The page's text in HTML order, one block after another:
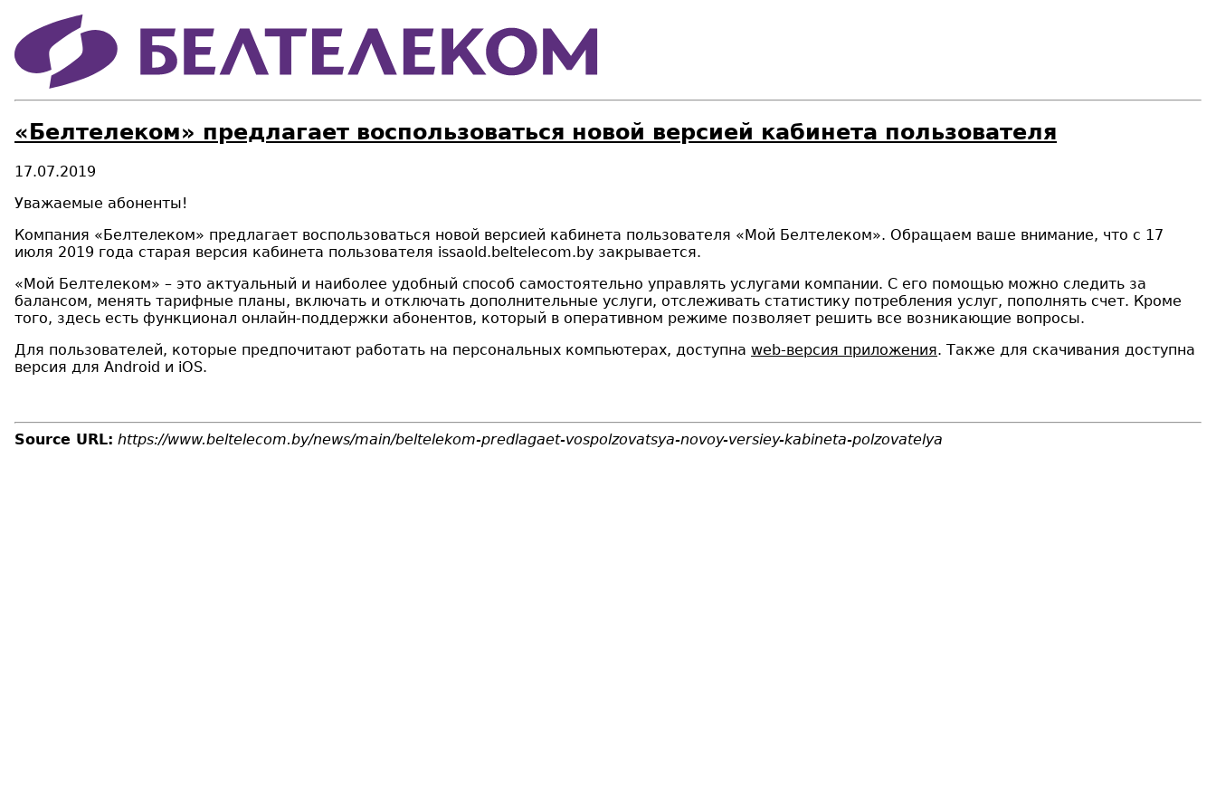
«Белтелеком» предлагает воспользоваться новой версией кабинета пользователя
17.07.2019
Уважаемые абоненты!
Компания «Белтелеком» предлагает воспользоваться новой версией кабинета пользователя «Мой Белтелеком». Обращаем ваше внимание, что с 17
июля 2019 года старая версия кабинета пользователя issaold.beltelecom.by закрывается.
«Мой Белтелеком» – это актуальный и наиболее удобный способ самостоятельно управлять услугами компании. С его помощью можно следить за
балансом, менять тарифные планы, включать и отключать дополнительные услуги, отслеживать статистику потребления услуг, пополнять счет. Кроме
того, здесь есть функционал онлайн-поддержки абонентов, который в оперативном режиме позволяет решить все возникающие вопросы.
Для пользователей, которые предпочитают работать на персональных компьютерах, доступна web-версия приложения. Также для скачивания доступна
версия для Android и iOS.
Source URL: https://www.beltelecom.by/news/main/beltelekom-predlagaet-vospolzovatsya-novoy-versiey-kabineta-polzovatelya